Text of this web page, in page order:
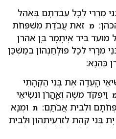
מְרָרִי לְכָל עֲבֹֽדָתָם בְּאֹהֶל
מ זֹאת עֲבֹדַת מִשְׁפְּחֹת
בְּיַד אִֽיתָמָר בֶּֽן אַהֲרֹן
מְרָרִי לְכָל פּוּלְחַנְהוֹן בְּמַשְׁכַּן
כַּהֲנָא:
הָֽעֵדָה אֶת בְּנֵי הַקְּהָתִי
וַיִּפְקֹד מֹשֶׁה וְאַֽהֲרֹן וּנְשִׂיאֵי
וּלְבֵית אֲבֹתָֽם: ת וּמְנָא
בְּנֵי קְהָת לְזַרְעֲיַתְהוֹן וּלְבֵית